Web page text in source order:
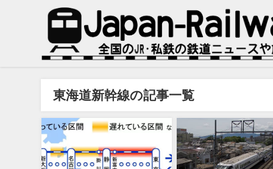
東海道新幹線の記事一覧